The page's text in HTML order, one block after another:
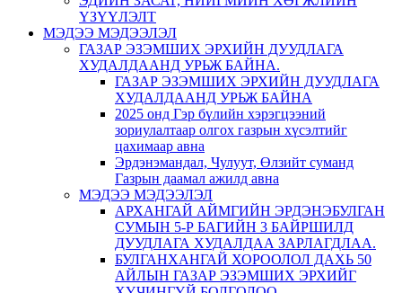
ҮЗҮҮЛЭЛТ
МЭДЭЭ МЭДЭЭЛЭЛ
ГАЗАР ЭЗЭМШИХ ЭРХИЙН ДУУДЛАГА
ХУДАЛДААНД УРЬЖ БАЙНА.
ГАЗАР ЭЗЭМШИХ ЭРХИЙН ДУУДЛАГА
ХУДАЛДААНД УРЬЖ БАЙНА
2025 онд Гэр бүлийн хэрэгцээний
зориулалтаар олгох газрын хүсэлтийг
цахимаар авна
Эрдэнэмандал, Чулуут, Өлзийт суманд
Газрын даамал ажилд авна
МЭДЭЭ МЭДЭЭЛЭЛ
АРХАНГАЙ АЙМГИЙН ЭРДЭНЭБУЛГАН
СУМЫН 5-Р БАГИЙН 3 БАЙРШИЛД
ДУУДЛАГА ХУДАЛДАА ЗАРЛАГДЛАА.
БУЛГАНХАНГАЙ ХОРООЛОЛ ДАХЬ 50
АЙЛЫН ГАЗАР ЭЗЭМШИХ ЭРХИЙГ